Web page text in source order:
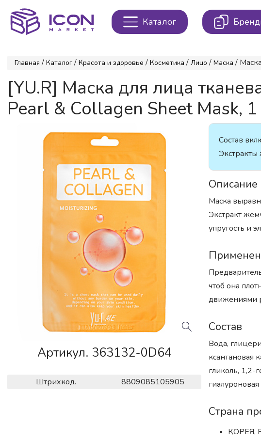
Каталог
Главная / Каталог / Красота и здоровье / Косметика / Лицо / Маска /
[YU.R] Маска для лица
Pearl & Collagen Sheet Mask,
Артикул. 363132-0D64
Штрихкод. 8809085105905
Состав
Экстракты
Описание
Маска
Экстракт
упругость и
чтоб она
движениями
Состав
Вода,
ксантановая
гликоль, 1,2-
Страна
КОРЕЯ,